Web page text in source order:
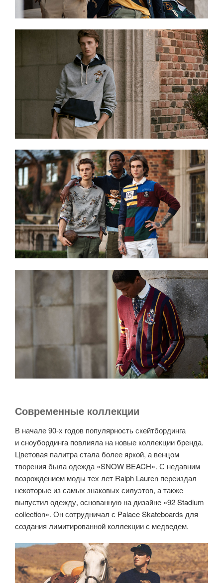
Современные коллекции
В начале 90-х годов популярность скейтбординга
и сноубординга повлияла на новые коллекции бренда.
Цветовая палитра стала более яркой, а венцом
творения была одежда «SNOW BEACH». С недавним
возрождением моды тех лет Ralph Lauren переиздал
некоторые из самых знаковых силуэтов, а также
выпустил одежду, основанную на дизайне «92 Stadium
collection». Он сотрудничал с Palace Skateboards для
создания лимитированной коллекции с медведем.